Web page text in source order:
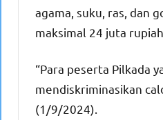
agama, suku, ras, dan
maksimal 24 juta
“Para peserta Pilkada
mendiskriminasikan
(1/9/2024).